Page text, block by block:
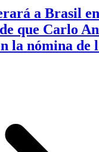
a Brasil
que Carlo
la nómina de